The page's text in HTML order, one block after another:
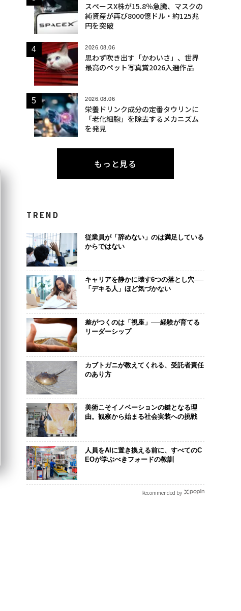
スペースX株が15.8％急騰、マスクの
純資産が再び8000億ドル・約125兆
円を突破
2026.08.06
思わず吹き出す「かわいさ」、世界
最高のペット写真賞2026入選作品
2026.08.06
栄養ドリンク成分の定番タウリンに
「老化細胞」を除去するメカニズム
を発見
もっと見る
TREND
従業員が「辞めない」のは満足している
からではない
キャリアを静かに壊す6つの落とし穴──
「デキる人」ほど気づかない
差がつくのは「視座」──経験が育てる
リーダーシップ
カブトガニが教えてくれる、受託者責任
のあり方
美術こそイノベーションの鍵となる理
由。観察から始まる社会実装への挑戦
人員をAIに置き換える前に、すべてのC
EOが学ぶべきフォードの教訓
Recommended by